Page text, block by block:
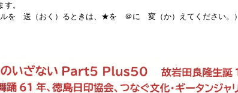
。
ルを 送（おく）るときは、★を ＠に 変（か）えてください。）